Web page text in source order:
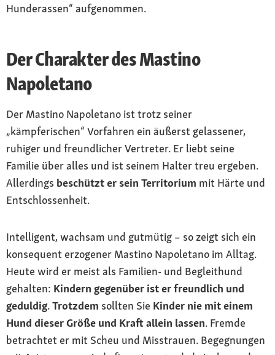
Hunderassen“ aufgenommen.
Der Charakter des Mastino
Napoletano
Der Mastino Napoletano ist trotz seiner
„kämpferischen“ Vorfahren ein äußerst gelassener,
ruhiger und freundlicher Vertreter. Er liebt seine
Familie über alles und ist seinem Halter treu ergeben.
Allerdings beschützt er sein Territorium mit Härte und
Entschlossenheit.
Intelligent, wachsam und gutmütig – so zeigt sich ein
konsequent erzogener Mastino Napoletano im Alltag.
Heute wird er meist als Familien- und Begleithund
gehalten: Kindern gegenüber ist er freundlich und
geduldig.Trotzdem sollten Sie Kinder nie mit einem
Hund dieser Größe und Kraft allein lassen. Fremde
betrachtet er mit Scheu und Misstrauen. Begegnungen